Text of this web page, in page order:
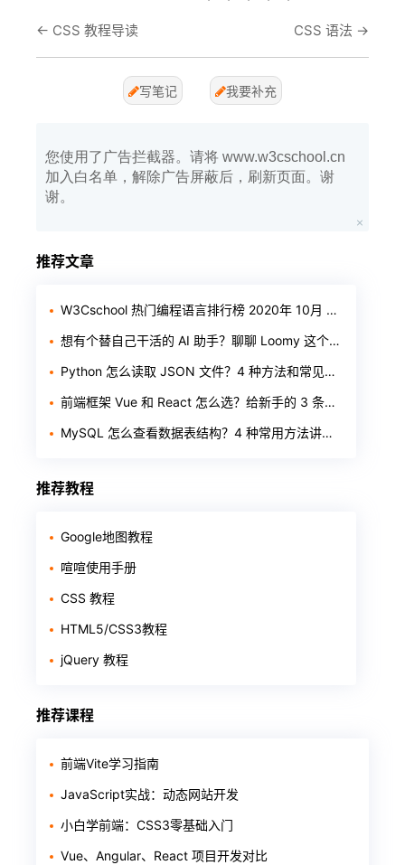
← CSS 教程导读 CSS 语法 →
写笔记 我要补充
您使用了广告拦截器。请将 www.w3cschool.cn
加入白名单，解除广告屏蔽后，刷新页面。谢
谢。
推荐文章
W3Cschool 热门编程语言排行榜 2020年 10月 TOP10
想有个替自己干活的 AI 助手？聊聊 Loomy 这个「AI 工作搭子」
Python 怎么读取 JSON 文件？4 种方法和常见报错一次讲清
前端框架 Vue 和 React 怎么选？给新手的 3 条实用建议
MySQL 怎么查看数据表结构？4 种常用方法讲清楚
推荐教程
Google地图教程
喧喧使用手册
CSS 教程
HTML5/CSS3教程
jQuery 教程
推荐课程
前端Vite学习指南
JavaScript实战：动态网站开发
小白学前端：CSS3零基础入门
Vue、Angular、React 项目开发对比